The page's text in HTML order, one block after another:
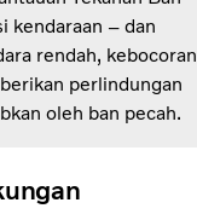
kendaraan – dan
rendah, kebocoran
perlindungan
oleh ban pecah.